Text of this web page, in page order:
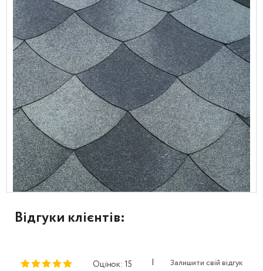
Відгуки клієнтів:
Оцінок: 15 | Залишити свій відгук